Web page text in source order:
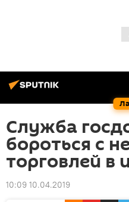
Служба
бороться с
торговлей в
10:09 10.04.2019